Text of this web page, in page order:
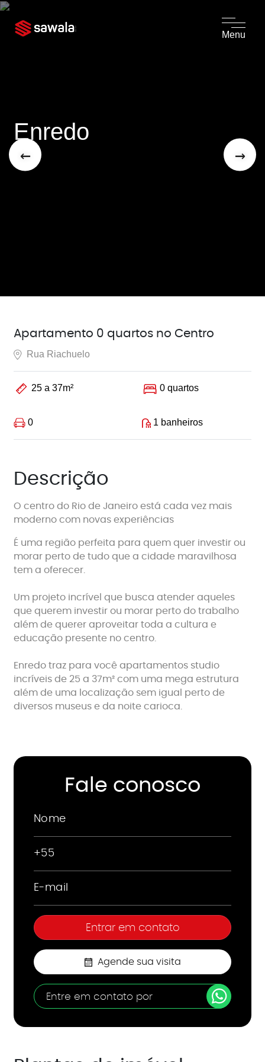
Menu
← →
Enredo
Apartamento 0 quartos no Centro
Rua Riachuelo
25 a 37m² 0 quartos
0 1 banheiros
Descrição
O centro do Rio de Janeiro está cada vez mais
moderno com novas experiências
É uma região perfeita para quem quer investir ou
morar perto de tudo que a cidade maravilhosa
tem a oferecer.
Um projeto incrível que busca atender aqueles
que querem investir ou morar perto do trabalho
além de querer aproveitar toda a cultura e
educação presente no centro.
Enredo traz para você apartamentos studio
incríveis de 25 a 37m² com uma mega estrutura
além de uma localização sem igual perto de
diversos museus e da noite carioca.
Fale conosco
Agende sua visita
Entre em contato por